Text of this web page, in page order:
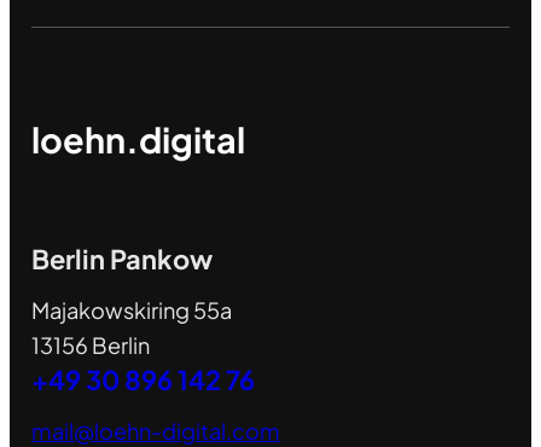
loehn.digital
Berlin Pankow
Majakowskiring 55a
13156 Berlin
+49 30 896 142 76
mail@loehn-digital.com